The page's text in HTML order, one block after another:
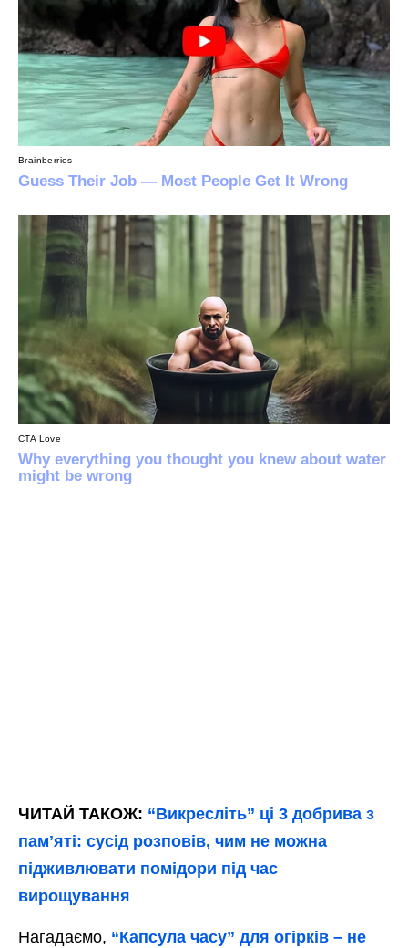
ЧИТАЙ ТАКОЖ: “Викресліть” ці 3 добрива з
памʼяті: сусід розповів, чим не можна
підживлювати помідори під час
вирощування
Нагадаємо, “Капсула часу” для огірків – не